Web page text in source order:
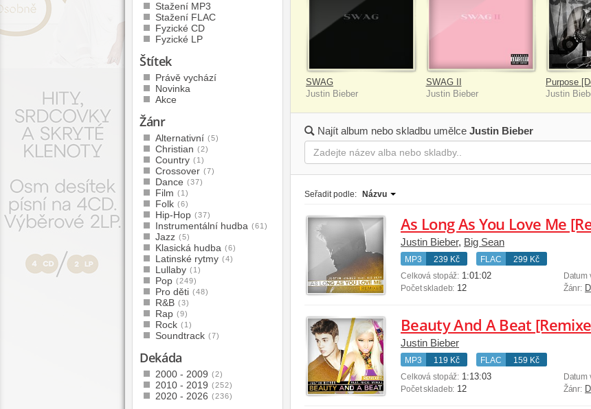
SWAG
Justin Bieber
SWAG II
Justin Bieber
Purpose
Justin
Najít album nebo skladbu umělce Justin Bieber
Seřadit podle: Názvu
As Long As You Love Me
Justin Bieber, Big Sean
MP3 239 Kč FLAC
299 Kč
Celková stopáž: 1:01:02
Počet skladeb: 12
Datum
Žánr:
Beauty And A Beat
Justin Bieber
MP3 119 Kč FLAC
159 Kč
Celková stopáž: 1:13:03
Počet skladeb: 12
Datum
Žánr:
Stažení MP3
Stažení FLAC
Fyzické CD
Fyzické LP
Štítek
Právě vychází
Novinka
Akce
Žánr
Alternativní (5)
Christian (2)
Country (1)
Crossover (7)
Dance (37)
Film (1)
Folk (6)
Hip-Hop (37)
Instrumentální hudba (61)
Jazz (5)
Klasická hudba (6)
Latinské rytmy (4)
Lullaby (1)
Pop (249)
Pro děti (48)
R&B (3)
Rap (9)
Rock (1)
Soundtrack (7)
Dekáda
2000 - 2009 (2)
2010 - 2019 (252)
2020 - 2026 (236)